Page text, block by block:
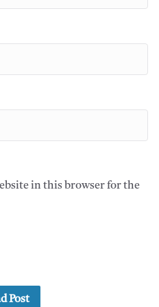
in this browser for the
Post